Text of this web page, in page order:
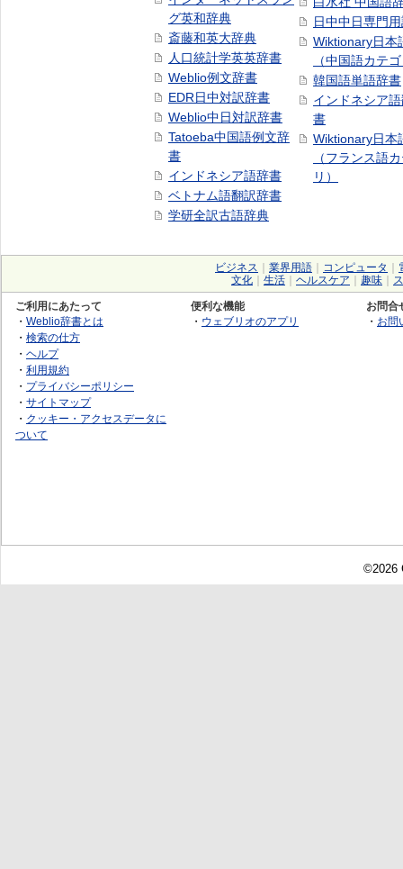
グ英和辞典
斎藤和英大辞典
人口統計学英英辞書
Weblio例文辞書
EDR日中対訳辞書
Weblio中日対訳辞書
Tatoeba中国語例文辞
書
インドネシア語辞書
ベトナム語翻訳辞書
学研全訳古語辞典
日中中日専門
Wiktionary日本
（中国語カテ
韓国語単語辞書
インドネシア
書
Wiktionary日本
（フランス語
リ）
ビジネス 業界用語 コンピュータ
文化
生活 ヘルスケア 趣味
ご利用にあたって
・ Weblio辞書とは
・ 検索の仕方
・ ヘルプ
・ 利用規約
・ プライバシーポリシー
・ サイトマップ
・ クッキー・アクセスデータに
ついて
便利な機能
・ ウェブリオのアプリ
お問合
・ お問
©2026